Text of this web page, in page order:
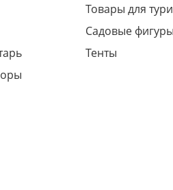
Товары для
Садовые фигуры
Тенты